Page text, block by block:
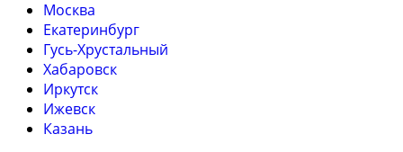
Москва
Екатеринбург
Гусь-Хрустальный
Хабаровск
Иркутск
Ижевск
Казань